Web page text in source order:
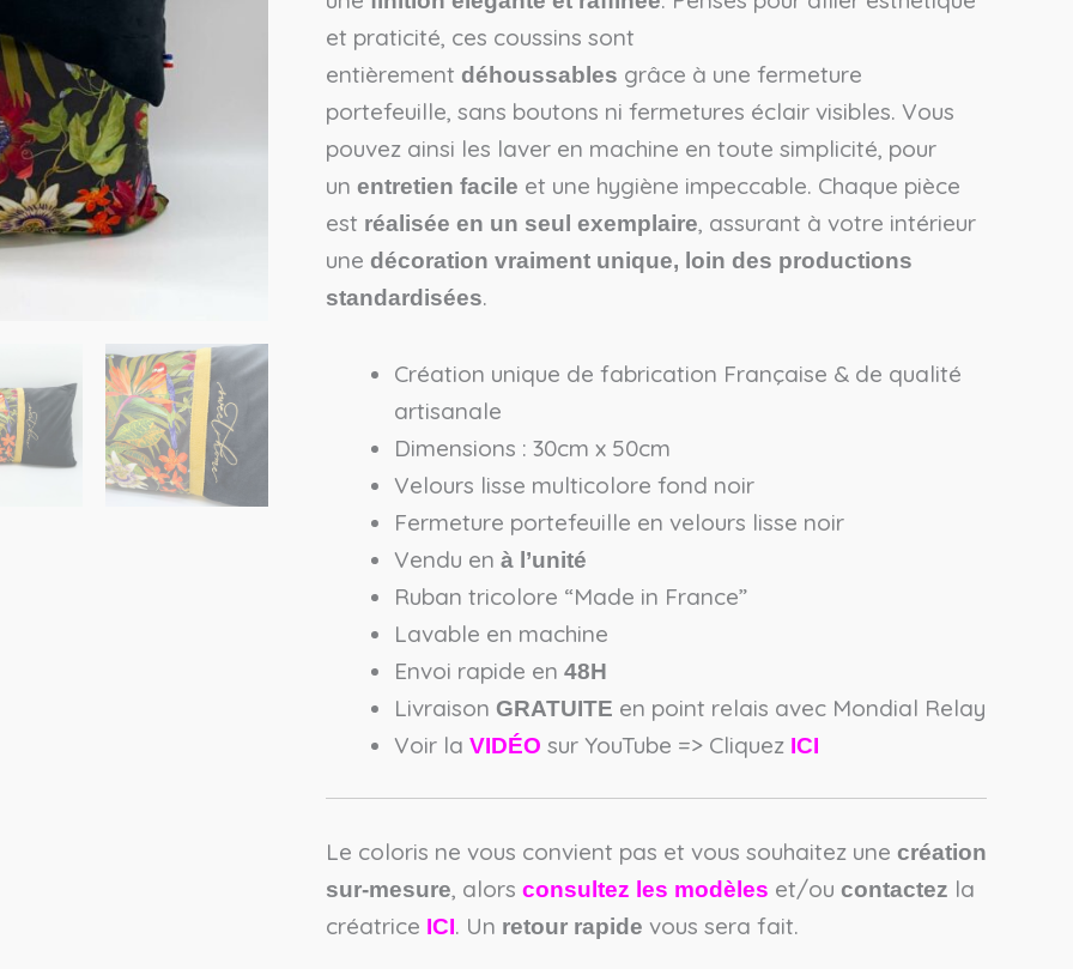
et praticité, ces coussins sont
entièrement déhoussables grâce à une fermeture
portefeuille, sans boutons ni fermetures éclair visibles. Vous
pouvez ainsi les laver en machine en toute simplicité, pour
un entretien facile et une hygiène impeccable. Chaque pièce
est réalisée en un seul exemplaire, assurant à votre intérieur
une décoration vraiment unique, loin des productions
standardisées.
Création unique de fabrication Française & de qualité
artisanale
Dimensions : 30cm x 50cm
Velours lisse multicolore fond noir
Fermeture portefeuille en velours lisse noir
Vendu en à l’unité
Ruban tricolore “Made in France”
Lavable en machine
Envoi rapide en 48H
Livraison GRATUITE en point relais avec Mondial Relay
Voir la VIDÉO sur YouTube => Cliquez ICI
Le coloris ne vous convient pas et vous souhaitez une création
sur-mesure, alors consultez les modèles et/ou contactez la
créatrice ICI. Un retour rapide vous sera fait.